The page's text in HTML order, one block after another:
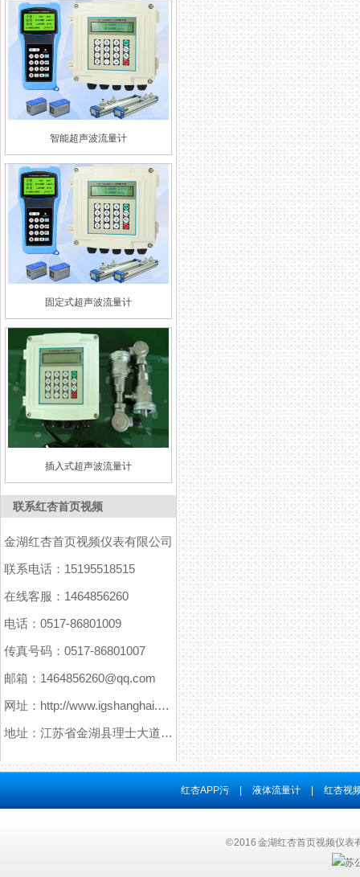
智能超声波流量计
固定式超声波流量计
插入式超声波流量计
联系红杏首页视频
金湖红杏首页视频仪表有限公司
联系电话：15195518515
在线客服：1464856260
电话：0517-86801009
传真号码：0517-86801007
邮箱：1464856260@qq.com
网址：http://www.igshanghai.com
地址：江苏省金湖县理士大道61号
红杏APP污 液体流量计 红杏视
© 2016 金湖红杏首页视频仪表
苏